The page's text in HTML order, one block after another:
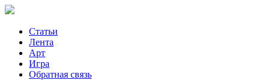
Статьи
Лента
Арт
Игра
Обратная связь